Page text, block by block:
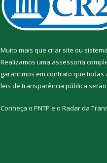
Muito mais que criar site ou
Realizamos uma assessoria
garantimos em contrato que todas
leis de transparência pública
Conheça o PNTP e o Radar da